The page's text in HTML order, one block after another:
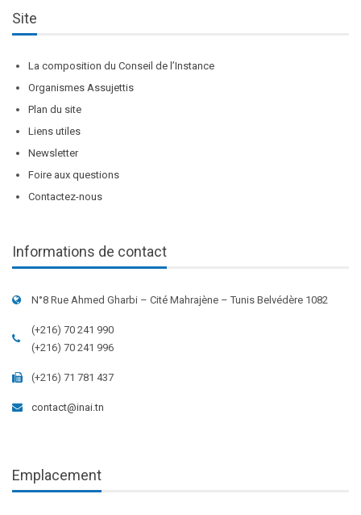
Site
La composition du Conseil de l’Instance
Organismes Assujettis
Plan du site
Liens utiles
Newsletter
Foire aux questions
Contactez-nous
Informations de contact
N°8 Rue Ahmed Gharbi – Cité Mahrajène – Tunis Belvédère 1082
(+216) 70 241 990
(+216) 70 241 996
(+216) 71 781 437
contact@inai.tn
Emplacement